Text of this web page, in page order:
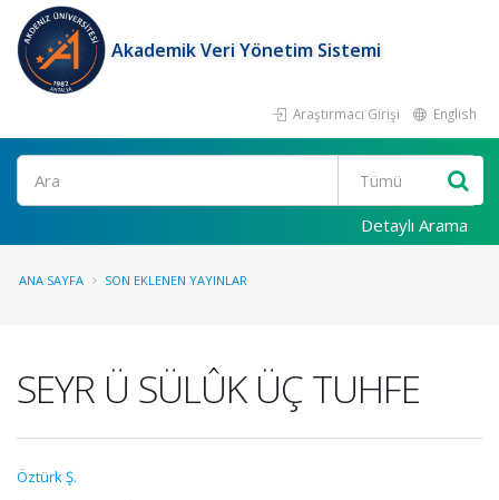
Akademik Veri Yönetim Sistemi
Araştırmacı Girişi English
Ara
Detaylı Arama
ANA SAYFA SON EKLENEN YAYINLAR
SEYR Ü SÜLÛK ÜÇ TUHFE
Öztürk Ş.